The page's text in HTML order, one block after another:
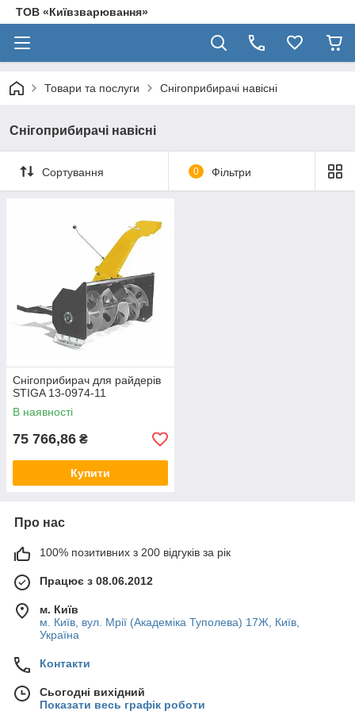
ТОВ «Київзварювання»
Товари та послуги Снігоприбирачі навісні
Снігоприбирачі навісні
Сортування 0 Фільтри
Снігоприбирач для райдерів
STIGA 13-0974-11
В наявності
75 766,86 ₴
Купити
Про нас
100% позитивних з 200 відгуків за рік
Працює з 08.06.2012
м. Київ
м. Київ, вул. Мрії (Академіка Туполева) 17Ж, Київ,
Україна
Контакти
Сьогодні вихідний
Показати весь графік роботи